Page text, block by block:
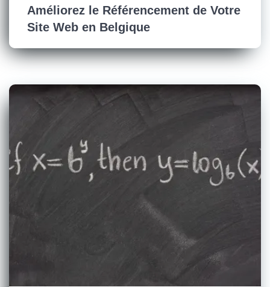
Améliorez le Référencement de Votre
Site Web en Belgique